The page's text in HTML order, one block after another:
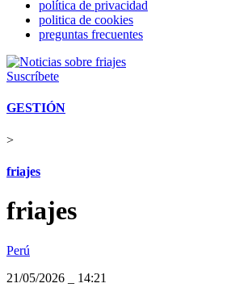
política de privacidad
politica de cookies
preguntas frecuentes
Suscríbete
GESTIÓN
>
friajes
friajes
Perú
21/05/2026
14:21